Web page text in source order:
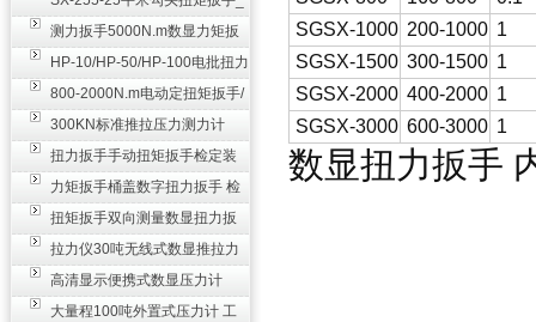
螺栓紧固扭力扳手
测力扳手5000N.m数显力矩扳
手 非标扭力扳手工业级
HP-10/HP-50/HP-100电批扭力
测试仪,测量仪
800-2000N.m电动定扭矩扳手/
扭矩电动扳手
300KN标准推拉压力测力计
_0.3级数显压力仪
扭力扳手手动扭矩扳手检定装
置 50-100N扳手测量仪器
力矩扳手桶盖数字扭力扳手 检
测瓶盖拧紧扭矩工具
扭矩扳手双向测量数显扭力扳
手 2000N,m力矩扳手价格
拉力仪30吨无线式数显推拉力
计 数字显示测力计80T
高清显示便携式数显压力计
300N500n_手持电子测力计
大量程100吨外置式压力计 工
SGSX-1000 200-1000 1
SGSX-1500 300-1500 1
SGSX-2000 400-2000 1
SGSX-3000 600-3000 1
数显扭力扳手